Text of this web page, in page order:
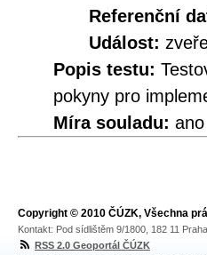
Referenční
Událost:
Popis testu:
pokyny pro
Míra souladu: ano
Copyright © 2010 ČÚZK, Všechna
Kontakt: Pod sídlištěm 9/1800, 182 11
RSS 2.0 Geoportál ČÚZK